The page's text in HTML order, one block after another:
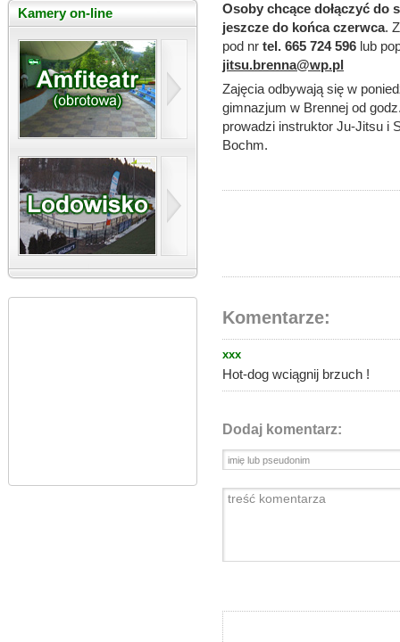
Kamery on-line
Osoby chcące dołączyć do
jeszcze do końca czerwca.
pod nr tel. 665 724 596 lub
jitsu.brenna@wp.pl
Zajęcia odbywają się w
gimnazjum w Brennej od
prowadzi instruktor Ju-Jitsu i
Bochm.
Komentarze:
xxx
Hot-dog wciągnij brzuch !
Dodaj komentarz: